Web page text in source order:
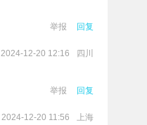
举报 回复
2024-12-20 12:16 四川
举报 回复
2024-12-20 11:56 上海